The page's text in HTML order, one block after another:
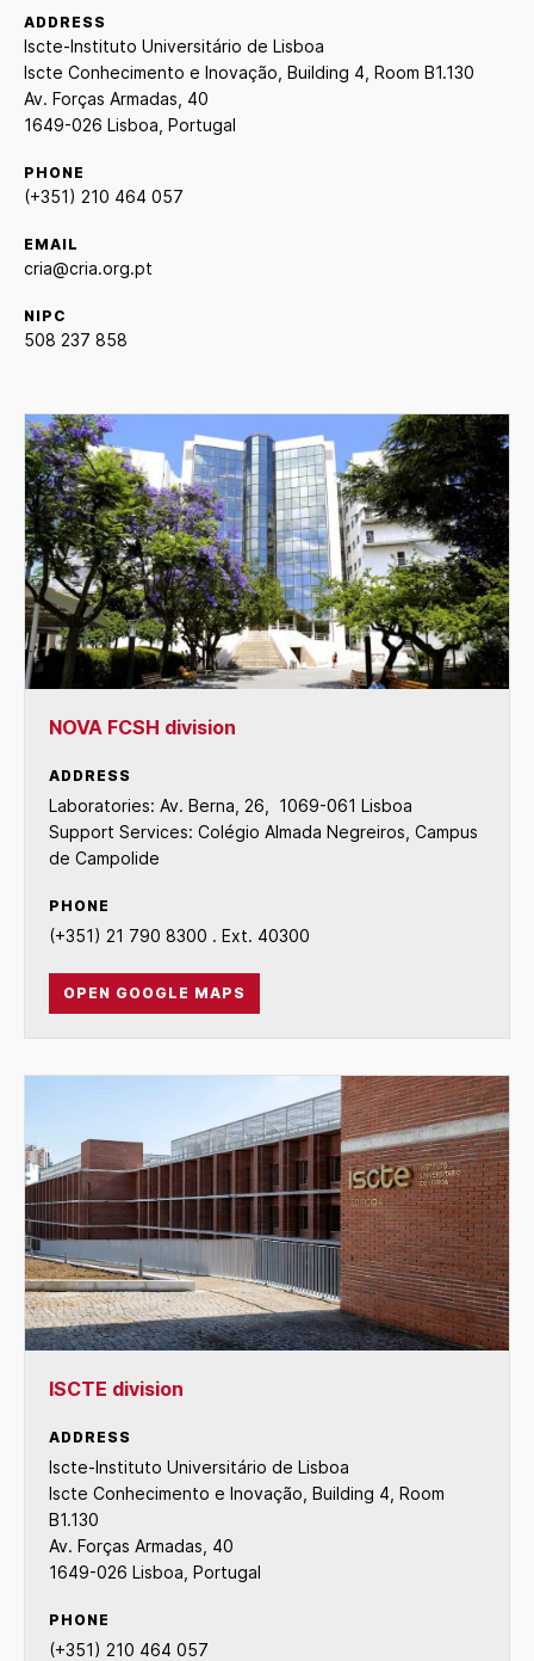
ADDRESS
Iscte-Instituto Universitário de Lisboa
Iscte Conhecimento e Inovação, Building 4, Room B1.130
Av. Forças Armadas, 40
1649-026 Lisboa, Portugal
PHONE
(+351) 210 464 057
EMAIL
cria@cria.org.pt
NIPC
508 237 858
NOVA FCSH division
ADDRESS
Laboratories: Av. Berna, 26, 1069-061 Lisboa
Support Services: Colégio Almada Negreiros, Campus
de Campolide
PHONE
(+351) 21 790 8300 . Ext. 40300
OPEN GOOGLE MAPS
ISCTE division
ADDRESS
Iscte-Instituto Universitário de Lisboa
Iscte Conhecimento e Inovação, Building 4, Room
B1.130
Av. Forças Armadas, 40
1649-026 Lisboa, Portugal
PHONE
(+351) 210 464 057